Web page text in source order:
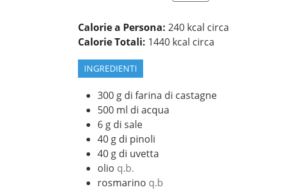
Calorie a Persona: 240 kcal circa
Calorie Totali: 1440 kcal circa
INGREDIENTI
300 g di farina di castagne
500 ml di acqua
6 g di sale
40 g di pinoli
40 g di uvetta
olio q.b.
rosmarino q.b